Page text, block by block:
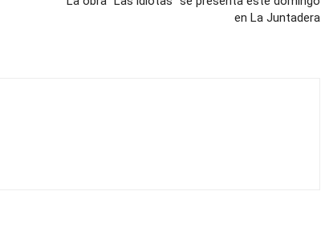
en La Juntadera